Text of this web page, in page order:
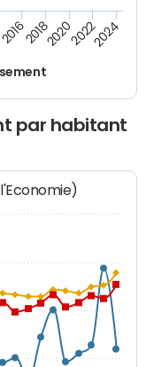
20162018202020222024
par habitant